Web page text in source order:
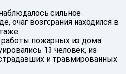
сильное
очаг возгорания находился в
пожарных из дома
13 человек, из
и травмированных